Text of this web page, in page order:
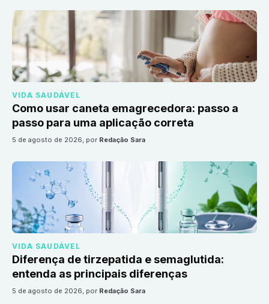
VIDA SAUDÁVEL
Como usar caneta emagrecedora: passo a
passo para uma aplicação correta
5 de agosto de 2026, por Redação Sara
VIDA SAUDÁVEL
Diferença de tirzepatida e semaglutida:
entenda as principais diferenças
5 de agosto de 2026, por Redação Sara